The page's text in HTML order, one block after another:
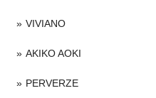
VIVIANO
AKIKO AOKI
PERVERZE